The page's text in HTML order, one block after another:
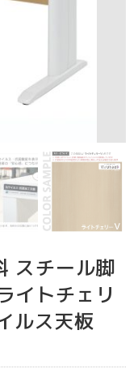
スチール脚
イトチェリ
ルス天板